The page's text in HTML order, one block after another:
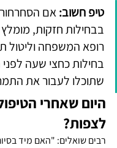
טיפ חשוב: אם
בבחילות חזקות,
רופא המשפחה וליטול
בחילות כחצי שעה לפני
שתוכלו לעבור את
היום שאחרי
לצפות?
רבים שואלים: "האם מיד